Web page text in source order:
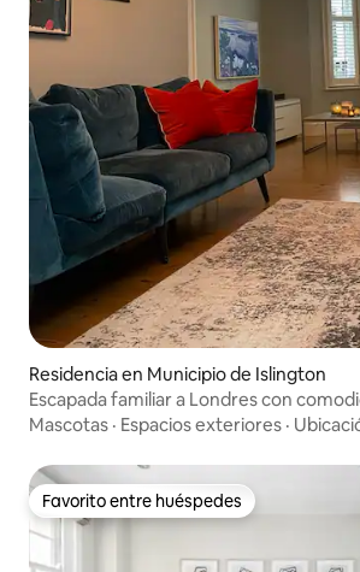
Residencia en Municipio de Islington
Escapada familiar a Londres con
Mascotas · Espacios exteriores ·
Favorito entre huéspedes
Favorito entre huéspedes